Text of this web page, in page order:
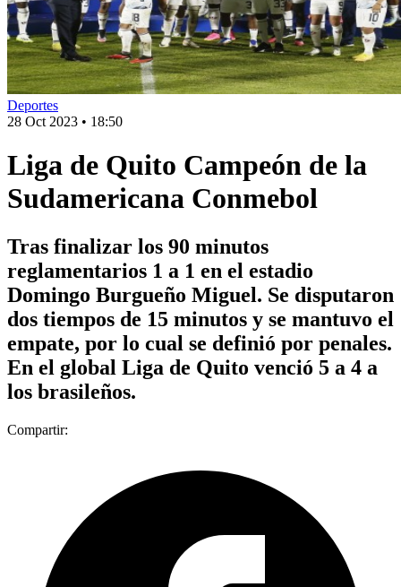
Deportes
28 Oct 2023 • 18:50
Liga de Quito Campeón de la
Sudamericana Conmebol
Tras finalizar los 90 minutos
reglamentarios 1 a 1 en el estadio
Domingo Burgueño Miguel. Se disputaron
dos tiempos de 15 minutos y se mantuvo el
empate, por lo cual se definió por penales.
En el global Liga de Quito venció 5 a 4 a
los brasileños.
Compartir: